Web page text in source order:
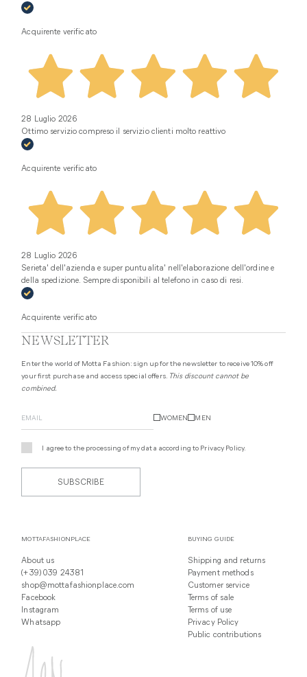
Acquirente verificato
28 Luglio 2026
Ottimo servizio compreso il servizio clienti molto reattivo
Acquirente verificato
28 Luglio 2026
Serieta' dell'azienda e super puntualita' nell'elaborazione dell'ordine e
della spedizione. Sempre disponibili al telefono in caso di resi.
Acquirente verificato
NEWSLETTER
Enter the world of Motta Fashion: sign up for the newsletter to receive 10% off
your first purchase and access special offers. This discount cannot be
combined.
WOMEN MEN
I agree to the processing of my data according to Privacy Policy.
SUBSCRIBE
MOTTAFASHIONPLACE
About us
(+39) 039 24381
shop@mottafashionplace.com
Facebook
Instagram
Whatsapp
BUYING GUIDE
Shipping and returns
Payment methods
Customer service
Terms of sale
Terms of use
Privacy Policy
Public contributions